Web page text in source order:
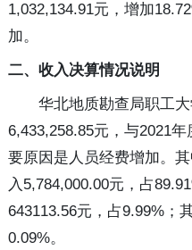
1,032,134.91元，增加
加。
二、收入决算情况说明
华北地质勘查局职工
6,433,258.85元，与2021
要原因是人员经费增加。
入5,784,000.00元，占
643113.56元，占9.99%；
0.09%。